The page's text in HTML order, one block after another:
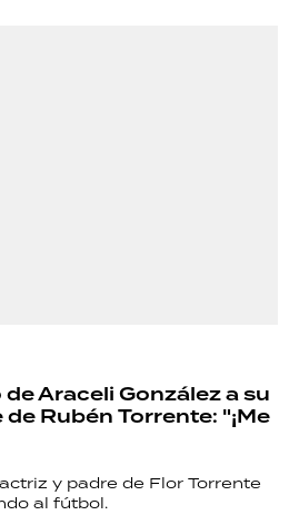
Araceli González a su
Rubén Torrente: "¡Me
y padre de Flor Torrente
al fútbol.